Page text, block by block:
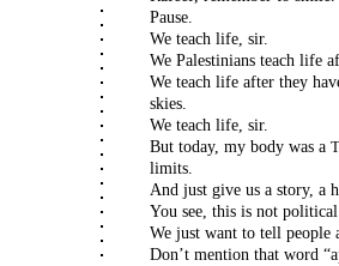
Pause.
We teach life, sir.
We Palestinians teach life
We teach life after they
skies.
We teach life, sir.
But today, my body was a
limits.
And just give us a story, a
You see, this is not
We just want to tell people
Don’t mention that word